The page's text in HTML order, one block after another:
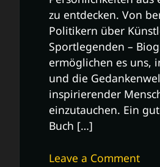
zu entdecken. Von
Politikern über
Sportlegenden –
ermöglichen es uns,
und die
inspirierender
einzutauchen. Ein
Buch […]
Leave a Commenton